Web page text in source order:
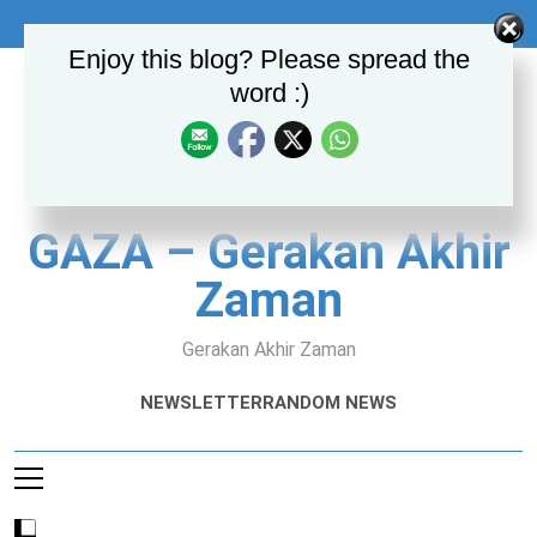
GAZA – Gerakan Akhir
Zaman
Gerakan Akhir Zaman
NEWSLETTERRANDOM NEWS
Enjoy this blog? Please spread the
word :)